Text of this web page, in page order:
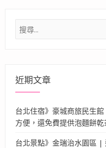
搜
尋
近期文章
台北住宿》豪城商旅民生
方便，還免費提供泡麵餅
台北景點》金瑞治水園區 |